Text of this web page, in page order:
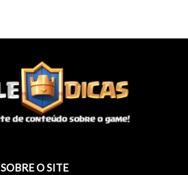
SOBRE O SITE